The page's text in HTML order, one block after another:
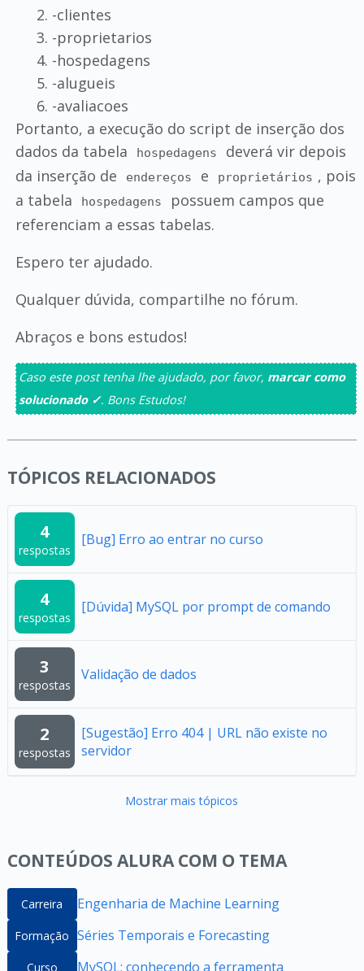
-clientes
-proprietarios
-hospedagens
-alugueis
-avaliacoes
Portanto, a execução do script de inserção dos
dados da tabela
hospedagens
deverá vir depois
da inserção de
endereços e proprietários , pois
a tabela
hospedagens
possuem campos que
referenciam a essas tabelas.
Espero ter ajudado.
Qualquer dúvida, compartilhe no fórum.
Abraços e bons estudos!
Caso este post tenha lhe ajudado, por favor, marcar como
solucionado ✓. Bons Estudos!
TÓPICOS RELACIONADOS
4
respostas
[Bug] Erro ao entrar no curso
4
respostas
[Dúvida] MySQL por prompt de comando
3
respostas
Validação de dados
2
respostas
[Sugestão] Erro 404 | URL não existe no
servidor
Mostrar mais tópicos
CONTEÚDOS ALURA COM O TEMA
Carreira Engenharia de Machine Learning
Formação Séries Temporais e Forecasting
Curso MySQL: conhecendo a ferramenta